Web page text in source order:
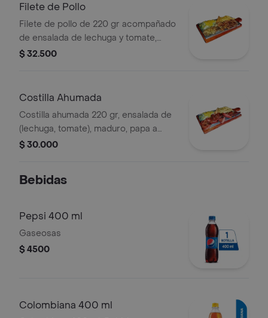
Filete de Pollo
Filete de pollo de 220 gr acompañado
de ensalada de lechuga y tomate,
maduro y papa a elegir. Incluye maíz
$ 32.500
Costilla Ahumada
Costilla ahumada 220 gr, ensalada de
(lechuga, tomate), maduro, papa a
elegir.
$ 30.000
Bebidas
Pepsi 400 ml
Gaseosas
$ 4500
Colombiana 400 ml